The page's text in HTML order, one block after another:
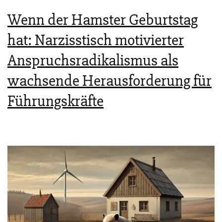
Wenn der Hamster Geburtstag
hat: Narzisstisch motivierter
Anspruchsradikalismus als
wachsende Herausforderung für
Führungskräfte